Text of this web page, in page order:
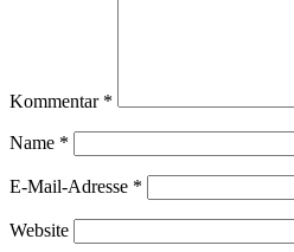
Kommentar *
Name *
E-Mail-Adresse *
Website